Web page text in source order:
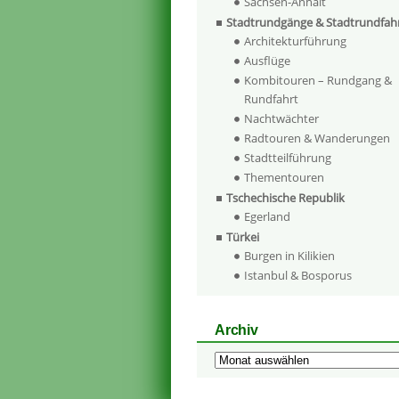
Stadtrundgänge &
Architekturführung
Ausflüge
Kombitouren – Rundgang &
Rundfahrt
Nachtwächter
Radtouren & Wanderungen
Stadtteilführung
Thementouren
Tschechische Republik
Egerland
Türkei
Burgen in Kilikien
Istanbul & Bosporus
Archiv
Archiv